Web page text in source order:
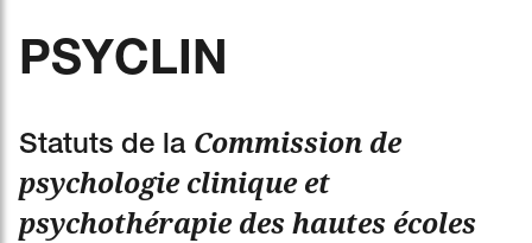
PSYCLIN
Statuts de la Commission de
psychologie clinique et
psychothérapie des hautes écoles